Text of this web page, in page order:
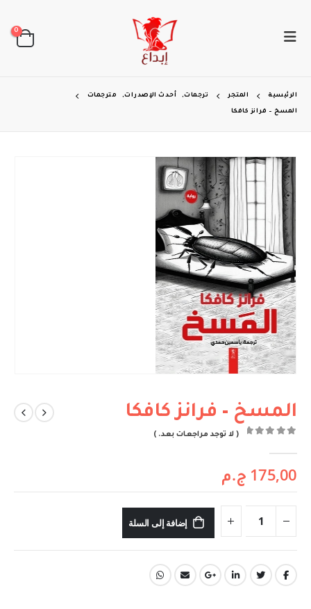
0
الرئيسية المتجر ترجمات, أحدث الإصدرات, مترجمات
المسخ – فرانز كافكا
المسخ – فرانز كافكا
( لا توجد مراجعات بعد. )
175,00 ج.م
إضافة إلى السلة